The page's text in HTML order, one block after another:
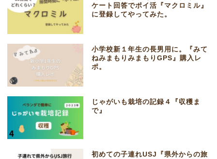
ケート回答でポイ活『マクロミル』
に登録してやってみた。
小学校新１年生の長男用に。『みて
ねみまもりみまもりGPS』購入レ
ポ。
じゃがいも栽培の記録４『収穫ま
で』
初めての子連れUSJ『県外からの旅